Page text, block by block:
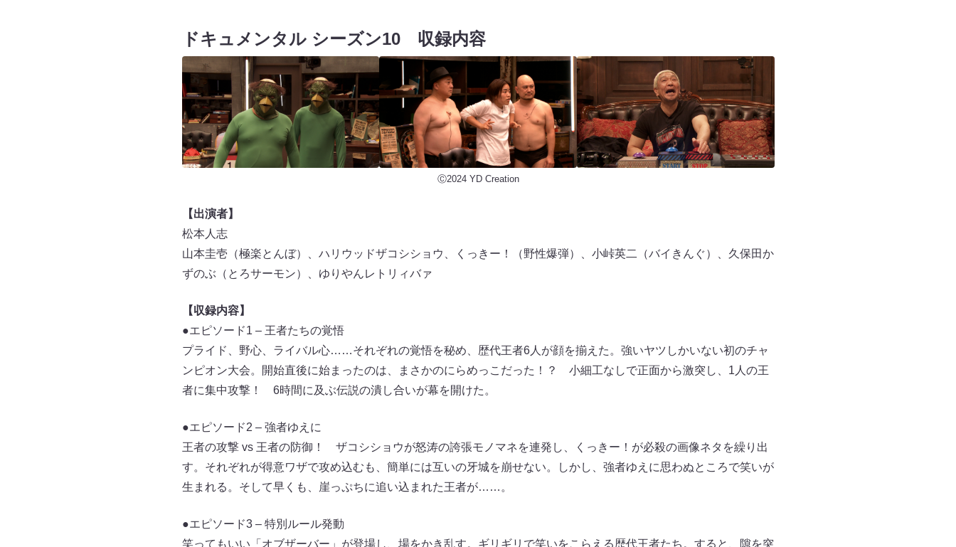
ドキュメンタル シーズン10 収録内容
Ⓒ2024 YD Creation
【出演者】
松本人志
山本圭壱（極楽とんぼ）、ハリウッドザコシショウ、くっきー！（野性爆弾）、小峠英二（バイきんぐ）、久保田か
ずのぶ（とろサーモン）、ゆりやんレトリィバァ
【収録内容】
●エピソード1 – 王者たちの覚悟
プライド、野心、ライバル心……それぞれの覚悟を秘め、歴代王者6人が顔を揃えた。強いヤツしかいない初のチャ
ンピオン大会。開始直後に始まったのは、まさかのにらめっこだった！？ 小細工なしで正面から激突し、1人の王
者に集中攻撃！ 6時間に及ぶ伝説の潰し合いが幕を開けた。
●エピソード2 – 強者ゆえに
王者の攻撃 vs 王者の防御！ ザコシショウが怒涛の誇張モノマネを連発し、くっきー！が必殺の画像ネタを繰り出
す。それぞれが得意ワザで攻め込むも、簡単には互いの牙城を崩せない。しかし、強者ゆえに思わぬところで笑いが
生まれる。そして早くも、崖っぷちに追い込まれた王者が……。
●エピソード3 – 特別ルール発動
笑ってもいい「オブザーバー」が登場し、場をかき乱す。ギリギリで笑いをこらえる歴代王者たち。すると、隙を突